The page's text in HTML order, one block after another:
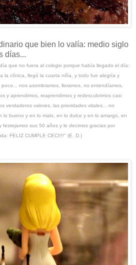
que bien lo valía: medio siglo
días...
que no fuera al colegio porque había llegado el día:
la clínica, llegó la cuarta niña, y todo fue alegría y
nos asombramos, lloramos, no entendíamos,
y aprendimos, reaprendimos y redescubrimos casi
verdaderos valores, las prioridades vitales... no
lo bueno y en lo malo, en lo dulce y en lo amargo, en
festejamos sus 50 años y le decimos gracias por
FELIZ CUMPLE CECI!!!" (E. D.)